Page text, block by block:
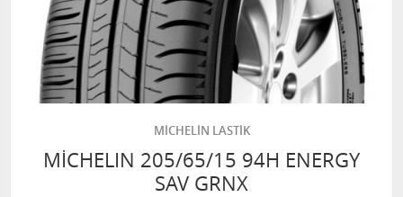
MİCHELİN LASTİK
MİCHELIN 205/65/15 94H ENERGY
SAV GRNX